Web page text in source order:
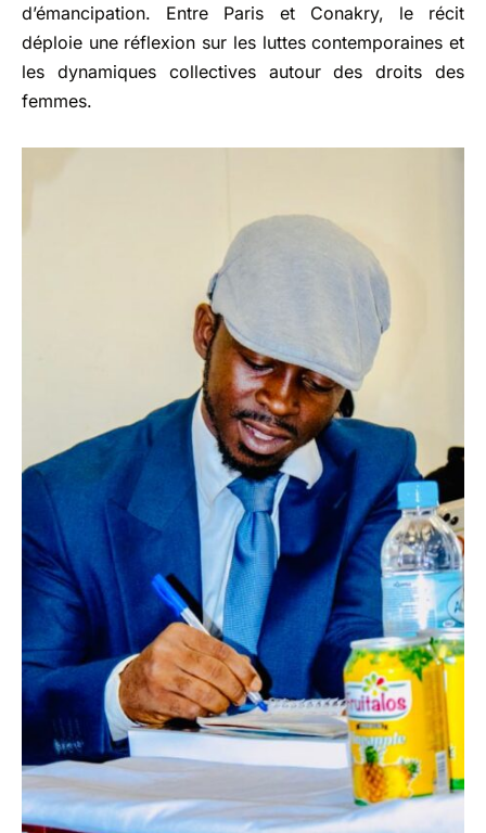
d’émancipation. Entre Paris et Conakry, le récit
déploie une réflexion sur les luttes contemporaines et
les dynamiques collectives autour des droits des
femmes.